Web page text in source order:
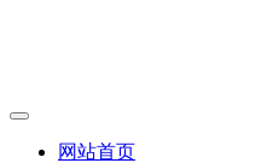
网站首页